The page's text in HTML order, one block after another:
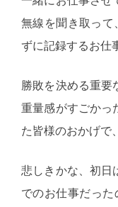
無線を聞き取って
ずに記録するお仕
勝敗を決める重要
重量感がすごかっ
た皆様のおかげで
悲しきかな、初日
でのお仕事だっ